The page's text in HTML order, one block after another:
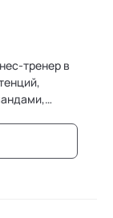
тренер в
для